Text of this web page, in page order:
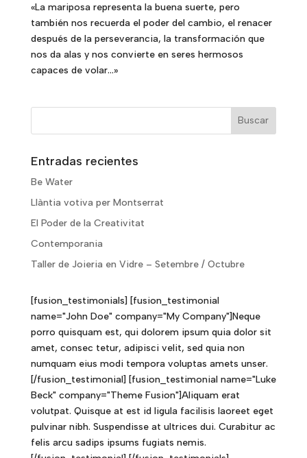
«La mariposa representa la buena suerte, pero
también nos recuerda el poder del cambio, el renacer
después de la perseverancia, la transformación que
nos da alas y nos convierte en seres hermosos
capaces de volar…»
Entradas recientes
Be Water
Llàntia votiva per Montserrat
El Poder de la Creativitat
Contemporania
Taller de Joieria en Vidre – Setembre / Octubre
[fusion_testimonials] [fusion_testimonial
name="John Doe" company="My Company"]Neque
porro quisquam est, qui dolorem ipsum quia dolor sit
amet, consec tetur, adipisci velit, sed quia non
numquam eius modi tempora voluptas amets unser.
[/fusion_testimonial] [fusion_testimonial name="Luke
Beck" company="Theme Fusion"]Aliquam erat
volutpat. Quisque at est id ligula facilisis laoreet eget
pulvinar nibh. Suspendisse at ultrices dui. Curabitur ac
felis arcu sadips ipsums fugiats nemis.